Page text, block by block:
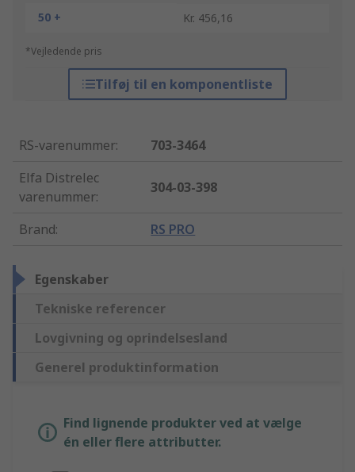
50 +
Kr. 456,16
*Vejledende pris
Tilføj til en komponentliste
RS-varenummer:
703-3464
Elfa Distrelec
varenummer:
304-03-398
Brand: RS PRO
Egenskaber
Tekniske referencer
Lovgivning og oprindelsesland
Generel produktinformation
Find lignende produkter ved at vælge
én eller flere attributter.